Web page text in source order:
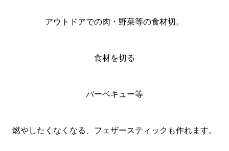
アウトドアでの肉・野菜等の食材切。
食材を切る
バーベキュー等
燃やしたくなくなる、フェザースティックも作れます。